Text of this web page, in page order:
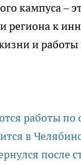
кампуса –
региона к
и
работы
в
после